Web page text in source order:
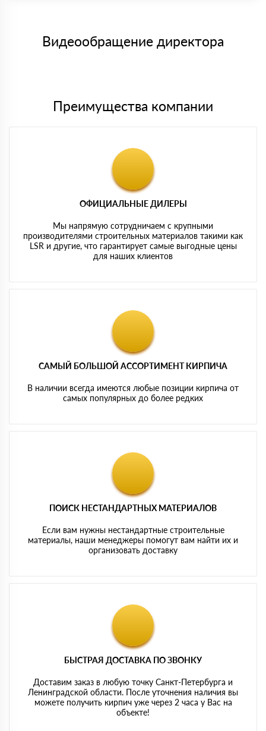
либо Вы забираете товар со склада самовывоза.
Видеообращение директора
Преимущества компании
ОФИЦИАЛЬНЫЕ ДИЛЕРЫ
Мы напрямую сотрудничаем с крупными
производителями строительных материалов такими как
LSR и другие, что гарантирует самые выгодные цены
для наших клиентов
САМЫЙ БОЛЬШОЙ АССОРТИМЕНТ КИРПИЧА
В наличии всегда имеются любые позиции кирпича от
самых популярных до более редких
ПОИСК НЕСТАНДАРТНЫХ МАТЕРИАЛОВ
Если вам нужны нестандартные строительные
материалы, наши менеджеры помогут вам найти их и
организовать доставку
БЫСТРАЯ ДОСТАВКА ПО ЗВОНКУ
Доставим заказ в любую точку Санкт-Петербурга и
Ленинградской области. После уточнения наличия вы
можете получить кирпич уже через 2 часа у Вас на
объекте!